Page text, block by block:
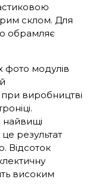
склом. Для
обрамляє
фото модулів
виробництві
результат
Відсоток
високим